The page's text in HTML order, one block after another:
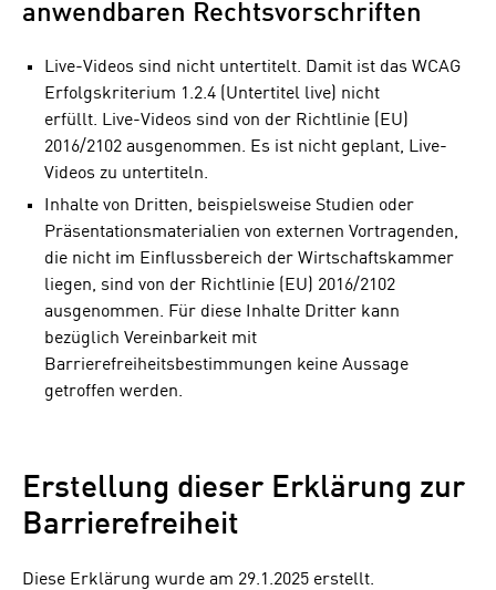
anwendbaren Rechtsvorschriften
Live-Videos sind nicht untertitelt. Damit ist das WCAG
Erfolgskriterium 1.2.4 (Untertitel live) nicht
erfüllt. Live-Videos sind von der Richtlinie (EU)
2016/2102 ausgenommen. Es ist nicht geplant, Live-
Videos zu untertiteln.
Inhalte von Dritten, beispielsweise Studien oder
Präsentationsmaterialien von externen Vortragenden,
die nicht im Einflussbereich der Wirtschaftskammer
liegen, sind von der Richtlinie (EU) 2016/2102
ausgenommen. Für diese Inhalte Dritter kann
bezüglich Vereinbarkeit mit
Barrierefreiheitsbestimmungen keine Aussage
getroffen werden.
Erstellung dieser Erklärung zur
Barrierefreiheit
Diese Erklärung wurde am 29.1.2025 erstellt.